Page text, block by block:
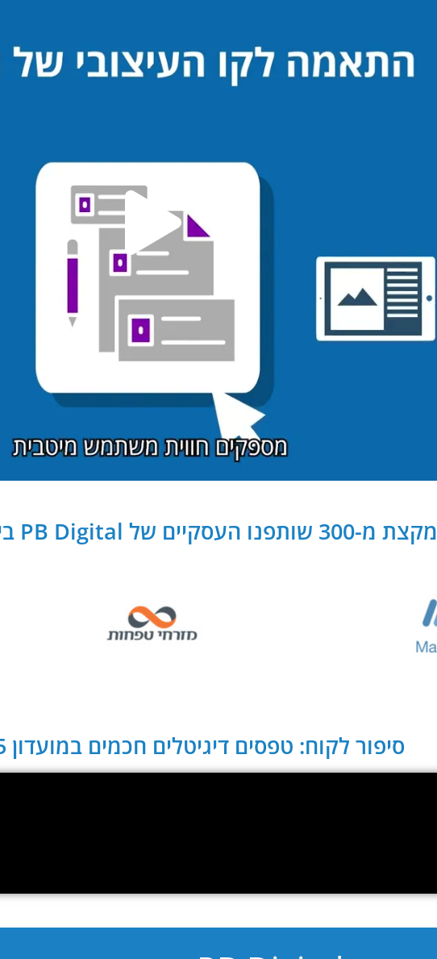
מקצת מ-300 שותפנו העסקיים של PB Digital בישראל ובעולם:
סיפור לקוח: טפסים דיגיטלים חכמים במועדון CLUB 365: